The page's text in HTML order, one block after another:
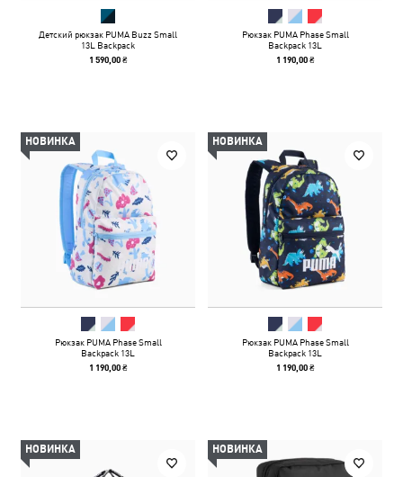
Детский рюкзак PUMA Buzz Small
13L Backpack
1 590,00 ₴
Рюкзак PUMA Phase Small
Backpack 13L
1 190,00 ₴
НОВИНКА
Рюкзак PUMA Phase Small
Backpack 13L
1 190,00 ₴
НОВИНКА
Рюкзак PUMA Phase Small
Backpack 13L
1 190,00 ₴
НОВИНКА НОВИНКА